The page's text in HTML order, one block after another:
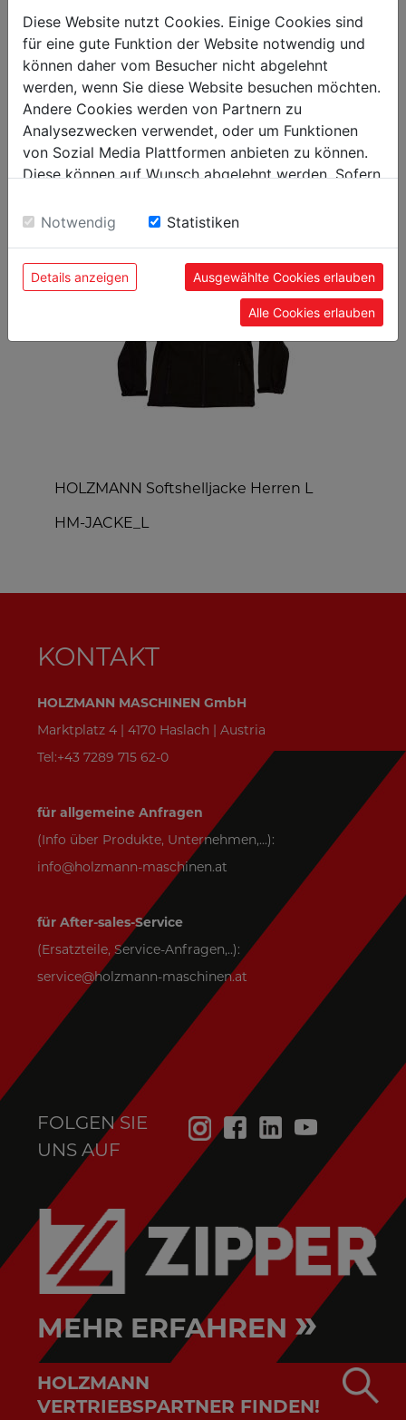
Verpackungsbreite in mm
0
Verpackungslänge in mm
Verpackungshöhe in mm
0
HOLZMANN Softshelljacke Herren L
HM-JACKE_L
KONTAKT
HOLZMANN MASCHINEN GmbH
Marktplatz 4 | 4170 Haslach | Austria
Tel:+43 7289 715 62-0
für allgemeine Anfragen
(Info über Produkte, Unternehmen,...):
info@holzmann-maschinen.at
für After-sales-Service
(Ersatzteile, Service-Anfragen,..):
service@holzmann-maschinen.at
FOLGEN SIE
UNS AUF
MEHR ERFAHREN »
HOLZMANN
VERTRIEBSPARTNER FINDEN!
Diese Website nutzt Cookies. Einige Cookies sind
für eine gute Funktion der Website notwendig und
können daher vom Besucher nicht abgelehnt
werden, wenn Sie diese Website besuchen möchten.
Andere Cookies werden von Partnern zu
Analysezwecken verwendet, oder um Funktionen
von Sozial Media Plattformen anbieten zu können.
Diese können auf Wunsch abgelehnt werden. Sofern
Einwilligung zu unseren Cookies.
Notwendig Statistiken
Details anzeigen Ausgewählte Cookies erlauben
Alle Cookies erlauben